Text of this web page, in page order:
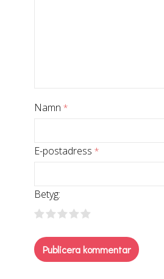
Namn *
E-postadress *
Betyg: